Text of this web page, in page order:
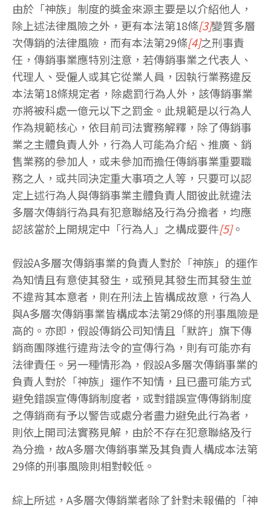
由於「神族」制度的獎金來源主要是以介紹他人，
除上述法律風險之外，更有本法第18條[3]變質多層
次傳銷的法律風險，而有本法第29條[4]之刑事責
任，傳銷事業應特別注意，若傳銷事業之代表人、
代理人、受僱人或其它從業人員，因執行業務違反
本法第18條規定者，除處罰行為人外，該傳銷事業
亦將被科處一億元以下之罰金。此規範是以行為人
作為規範核心，依目前司法實務解釋，除了傳銷事
業之主體負責人外，行為人可能為介紹、推廣、銷
售業務的參加人，或未參加而擔任傳銷事業重要職
務之人，或共同決定重大事項之人等，只要可以認
定上述行為人與傳銷事業主體負責人間彼此就違法
多層次傳銷行為具有犯意聯絡及行為分擔者，均應
認該當於上開規定中「行為人」之構成要件[5]。
假設A多層次傳銷事業的負責人對於「神族」的運作
為知情且有意使其發生，或預見其發生而其發生並
不違背其本意者，則在刑法上皆構成故意，行為人
與A多層次傳銷事業皆構成本法第29條的刑事風險是
高的。亦即，假設傳銷公司知情且「默許」旗下傳
銷商團隊進行違背法令的宣傳行為，則有可能亦有
法律責任。另一種情形為，假設A多層次傳銷事業的
負責人對於「神族」運作不知情，且已盡可能方式
避免錯誤宣傳傳銷制度者，或對錯誤宣傳傳銷制度
之傳銷商有予以警告或處分者盡力避免此行為者，
則依上開司法實務見解，由於不存在犯意聯絡及行
為分擔，故A多層次傳銷事業及其負責人構成本法第
29條的刑事風險則相對較低。
綜上所述，A多層次傳銷業者除了針對未報備的「神